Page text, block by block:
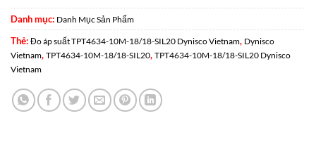
Danh mục: Danh Mục Sản Phẩm
Thẻ: Đo áp suất TPT4634-10M-18/18-SIL20 Dynisco Vietnam, Dynisco
Vietnam, TPT4634-10M-18/18-SIL20, TPT4634-10M-18/18-SIL20 Dynisco
Vietnam